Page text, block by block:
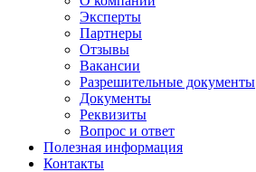
Эксперты
Партнеры
Отзывы
Вакансии
Разрешительные документы
Документы
Реквизиты
Вопрос и ответ
Полезная информация
Контакты